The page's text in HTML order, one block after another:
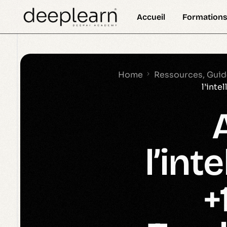
Accueil
DeepSkill Newsletter Définition
Home Ressources,